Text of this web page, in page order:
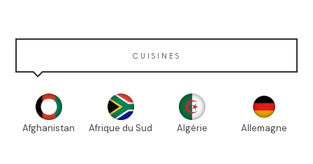
CUISINES
Afghanistan Afrique du Sud Algérie Allemagne